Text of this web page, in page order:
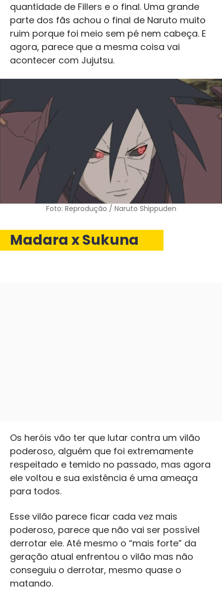
quantidade de Fillers e o final. Uma grande
parte dos fãs achou o final de Naruto muito
ruim porque foi meio sem pé nem cabeça. E
agora, parece que a mesma coisa vai
acontecer com Jujutsu.
Foto: Reprodução / Naruto Shippuden
Madara x Sukuna
Os heróis vão ter que lutar contra um vilão
poderoso, alguém que foi extremamente
respeitado e temido no passado, mas agora
ele voltou e sua existência é uma ameaça
para todos.
Esse vilão parece ficar cada vez mais
poderoso, parece que não vai ser possível
derrotar ele. Até mesmo o “mais forte” da
geração atual enfrentou o vilão mas não
conseguiu o derrotar, mesmo quase o
matando.